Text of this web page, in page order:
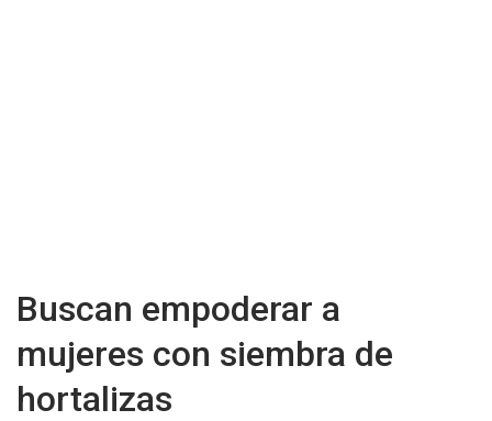
Buscan empoderar a
mujeres con siembra de
hortalizas